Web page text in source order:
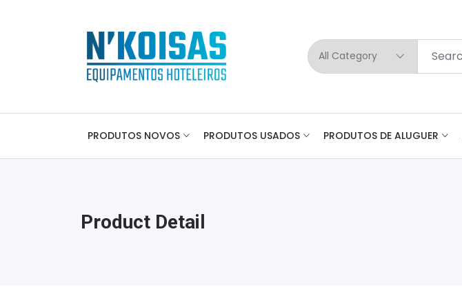
PRODUTOS NOVOS PRODUTOS USADOS PRODUTOS DE ALUGUER
Product Detail